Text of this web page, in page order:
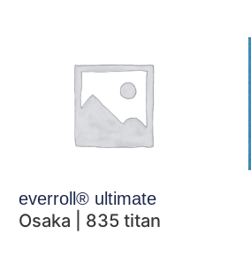
everroll® ultimate
Osaka | 835 titan